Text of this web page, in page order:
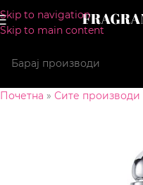
Skip to navigation
Skip to main content
Почетна » Сите производи